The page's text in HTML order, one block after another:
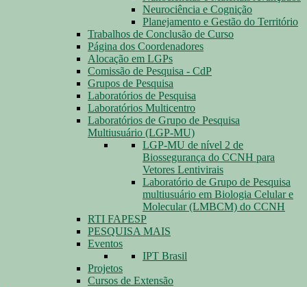
Neurociência e Cognição
Planejamento e Gestão do Território
Trabalhos de Conclusão de Curso
Página dos Coordenadores
Alocação em LGPs
Comissão de Pesquisa - CdP
Grupos de Pesquisa
Laboratórios de Pesquisa
Laboratórios Multicentro
Laboratórios de Grupo de Pesquisa
Multiusuário (LGP-MU)
LGP-MU de nível 2 de
Biossegurança do CCNH para
Vetores Lentivirais
Laboratório de Grupo de Pesquisa
multiusuário em Biologia Celular e
Molecular (LMBCM) do CCNH
RTI FAPESP
PESQUISA MAIS
Eventos
IPT Brasil
Projetos
Cursos de Extensão